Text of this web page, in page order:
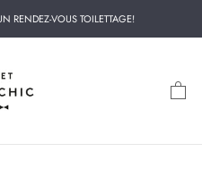
RENDEZ-VOUS TOILETTAGE!